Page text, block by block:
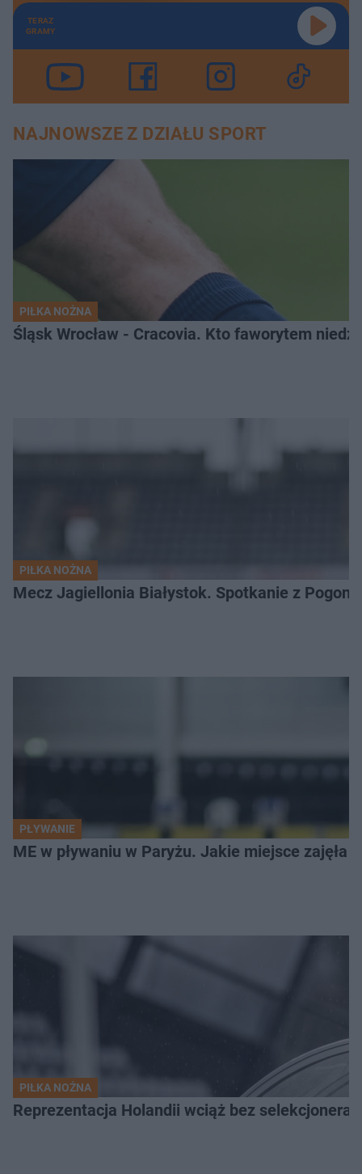
TERAZ
GRAMY
NAJNOWSZE Z DZIAŁU SPORT
PIŁKA NOŻNA
Śląsk Wrocław - Cracovia. Kto faworytem
PIŁKA NOŻNA
Mecz Jagiellonia Białystok. Spotkanie z
PŁYWANIE
ME w pływaniu w Paryżu. Jakie miejsce zajęła
PIŁKA NOŻNA
Reprezentacja Holandii wciąż bez